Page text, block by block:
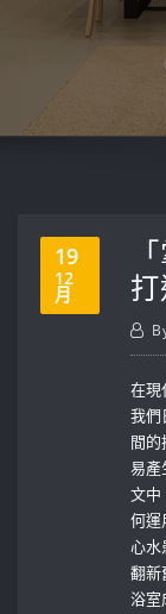
19
12
月
打
在現
我們
間
易產
文中
何運
心水
翻新
浴室